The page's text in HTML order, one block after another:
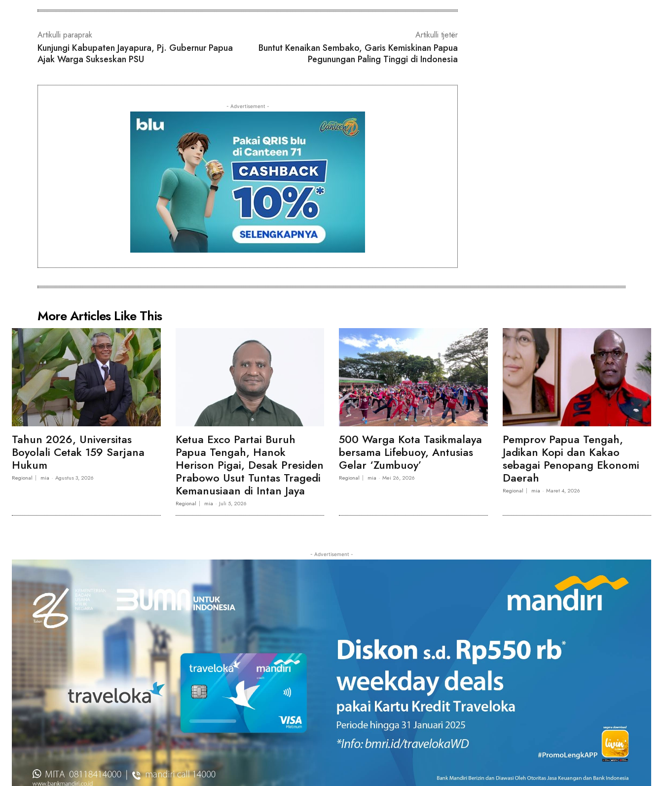
Artikulli paraprak
Kunjungi Kabupaten Jayapura, Pj. Gubernur Papua
Ajak Warga Sukseskan PSU
Artikulli tjetër
Buntut Kenaikan Sembako, Garis Kemiskinan Papua
Pegunungan Paling Tinggi di Indonesia
- Advertisement -
More Articles Like This
Tahun 2026, Universitas
Boyolali Cetak 159 Sarjana
Hukum
Regional mia - Agustus 3, 2026
Ketua Exco Partai Buruh
Papua Tengah, Hanok
Herison Pigai, Desak Presiden
Prabowo Usut Tuntas Tragedi
Kemanusiaan di Intan Jaya
Regional mia - Juli 5, 2026
500 Warga Kota Tasikmalaya
bersama Lifebuoy, Antusias
Gelar ‘Zumbuoy’
Regional mia - Mei 26, 2026
Pemprov Papua Tengah,
Jadikan Kopi dan Kakao
sebagai Penopang Ekonomi
Daerah
Regional mia - Maret 4, 2026
- Advertisement -